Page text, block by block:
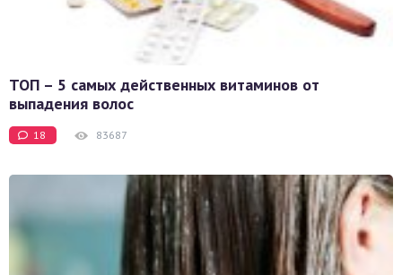
ТОП – 5 самых действенных витаминов от
выпадения волос
18 83687